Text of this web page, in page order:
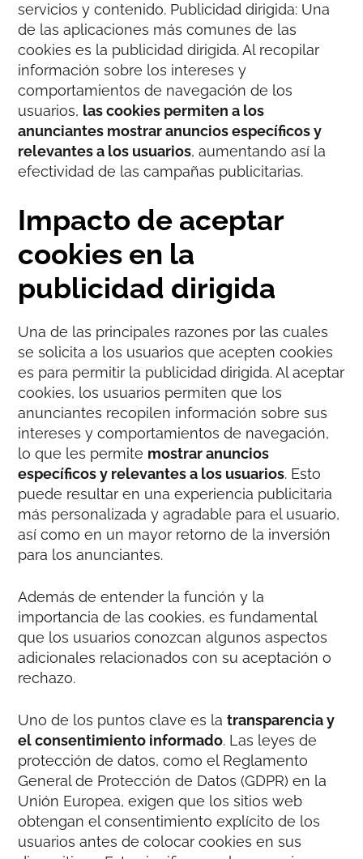
servicios y contenido. Publicidad dirigida: Una
de las aplicaciones más comunes de las
cookies es la publicidad dirigida. Al recopilar
información sobre los intereses y
comportamientos de navegación de los
usuarios, las cookies permiten a los
anunciantes mostrar anuncios específicos y
relevantes a los usuarios, aumentando así la
efectividad de las campañas publicitarias.
Impacto de aceptar
cookies en la
publicidad dirigida
Una de las principales razones por las cuales
se solicita a los usuarios que acepten cookies
es para permitir la publicidad dirigida. Al aceptar
cookies, los usuarios permiten que los
anunciantes recopilen información sobre sus
intereses y comportamientos de navegación,
lo que les permite mostrar anuncios
específicos y relevantes a los usuarios. Esto
puede resultar en una experiencia publicitaria
más personalizada y agradable para el usuario,
así como en un mayor retorno de la inversión
para los anunciantes.
Además de entender la función y la
importancia de las cookies, es fundamental
que los usuarios conozcan algunos aspectos
adicionales relacionados con su aceptación o
rechazo.
Uno de los puntos clave es latransparencia y
el consentimiento informado. Las leyes de
protección de datos, como el Reglamento
General de Protección de Datos (GDPR) en la
Unión Europea, exigen que los sitios web
obtengan el consentimiento explícito de los
usuarios antes de colocar cookies en sus